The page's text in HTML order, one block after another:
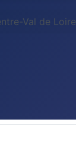
Val de Loire